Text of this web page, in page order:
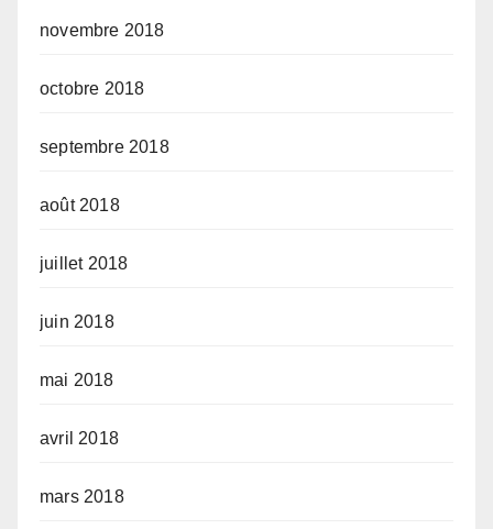
novembre 2018
octobre 2018
septembre 2018
août 2018
juillet 2018
juin 2018
mai 2018
avril 2018
mars 2018